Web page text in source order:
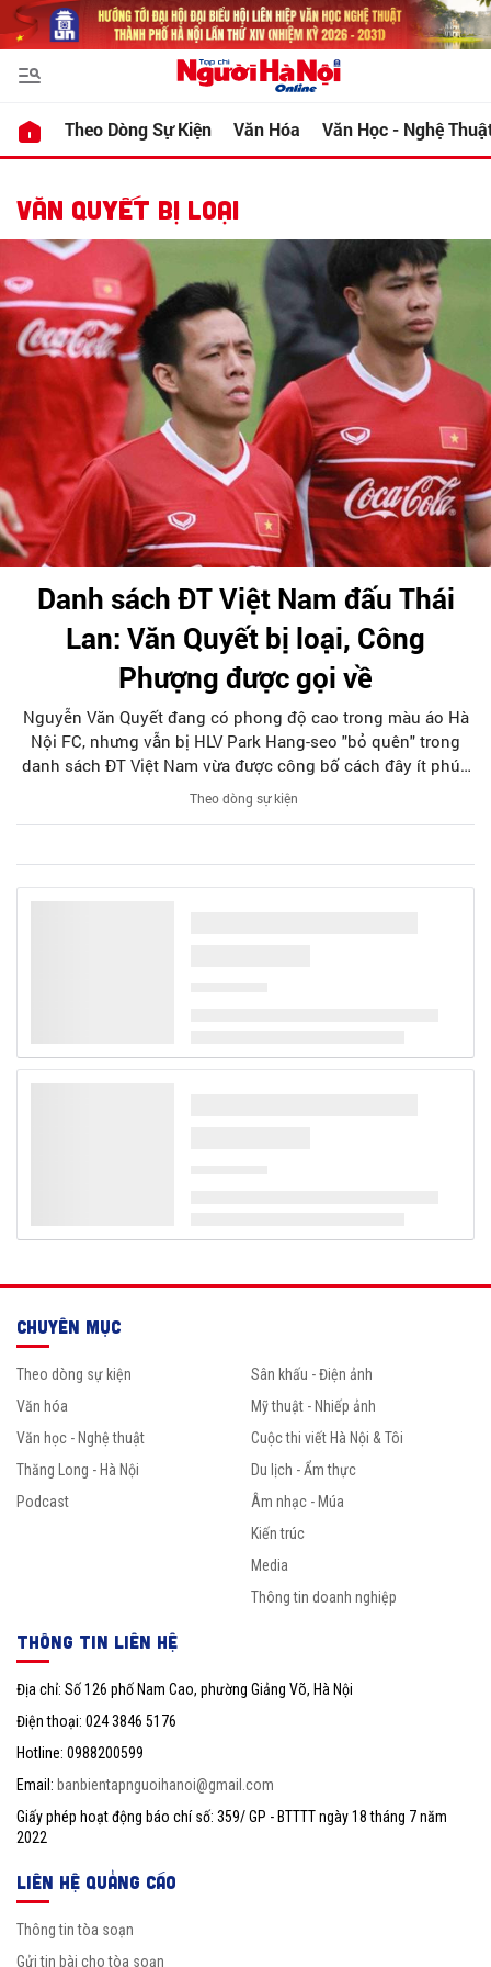
Theo Dòng Sự Kiện Văn Hóa Văn Học - Nghệ
VĂN QUYẾT BỊ LOẠI
Danh sách ĐT Việt Nam đấu Thái
Lan: Văn Quyết bị loại, Công
Phượng được gọi về
Nguyễn Văn Quyết đang có phong độ cao trong màu áo Hà
Nội FC, nhưng vẫn bị HLV Park Hang-seo "bỏ quên" trong
danh sách ĐT Việt Nam vừa được công bố cách đây ít phút,
chuẩn bị cho trận gặp ĐT Thái Lan ở vòng loại thứ hai World
Cup 2022.
Theo dòng sự kiện
CHUYÊN MỤC
Theo dòng sự kiện
Văn hóa
Văn học - Nghệ thuật
Thăng Long - Hà Nội
Podcast
Sân khấu - Điện ảnh
Mỹ thuật - Nhiếp ảnh
Cuộc thi viết Hà Nội & Tôi
Du lịch - Ẩm thực
Âm nhạc - Múa
Kiến trúc
Media
Thông tin doanh nghiệp
THÔNG TIN LIÊN HỆ
Địa chỉ: Số 126 phố Nam Cao, phường Giảng Võ, Hà Nội
Điện thoại: 024 3846 5176
Hotline: 0988200599
Email: banbientapnguoihanoi@gmail.com
Giấy phép hoạt động báo chí số: 359/ GP - BTTTT ngày 18 tháng 7 năm
2022
LIÊN HỆ QUẢNG CÁO
Thông tin tòa soạn
Gửi tin bài cho tòa soạn